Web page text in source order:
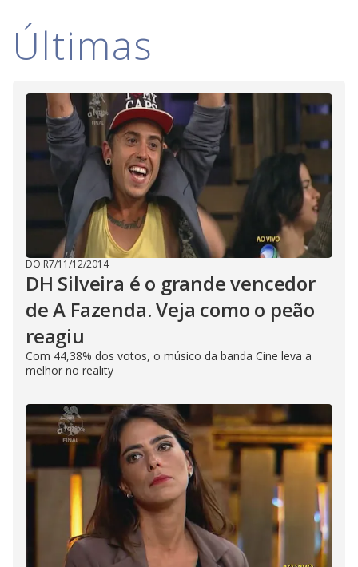
Últimas
DO R7/11/12/2014
DH Silveira é o grande vencedor
de A Fazenda. Veja como o peão
reagiu
Com 44,38% dos votos, o músico da banda Cine leva a
melhor no reality